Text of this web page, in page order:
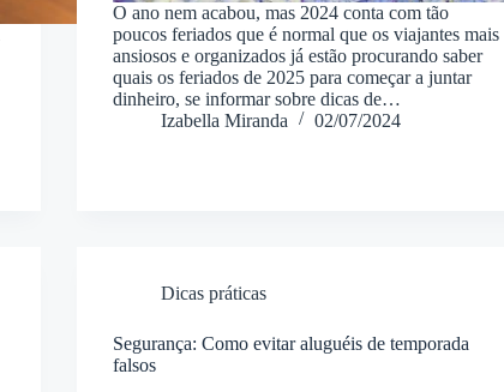
O ano nem acabou, mas 2024 conta com tão
poucos feriados que é normal que os viajantes mais
ansiosos e organizados já estão procurando saber
quais os feriados de 2025 para começar a juntar
dinheiro, se informar sobre dicas de…
Izabella Miranda
02/07/2024
Dicas práticas
Segurança: Como evitar aluguéis de temporada
falsos